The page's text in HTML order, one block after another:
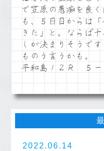
で笠原の愚痴を良
も、５日目からは
きた」と。ならば
しが決まりそうで
ものう言うかも。
平和島１２Ｒ ５ー
2022.06.14